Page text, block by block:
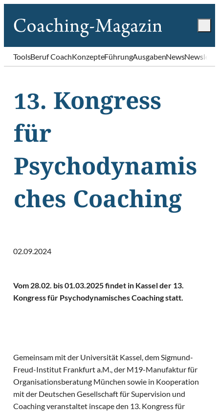
ToolsBeruf CoachKonzepteFührungAusgabenNews
13. Kongress
für
Psychodynamis
ches Coaching
02.09.2024
Vom 28.02. bis 01.03.2025 findet in Kassel der 13.
Kongress für Psychodynamisches Coaching statt.
Gemeinsam mit der Universität Kassel, dem Sigmund-
Freud-Institut Frankfurt a.M., der M19-Manufaktur für
Organisationsberatung München sowie in Kooperation
mit der Deutschen Gesellschaft für Supervision und
Coaching veranstaltet inscape den 13. Kongress für